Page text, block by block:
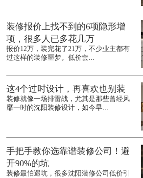
装修报价上找不到的6项隐形增
项，很多人已多花几万
报价12万，装完花了21万，不少业主都有
过这样的装修噩梦。低价套...
这4个过时设计，再喜欢也别装
装修就像一场排雷战，尤其是那些曾经风
靡一时的沈阳装修设计，如今早...
手把手教你选靠谱装修公司！避
开90%的坑
装修最怕遇坑，很多沈阳装修公司低价引